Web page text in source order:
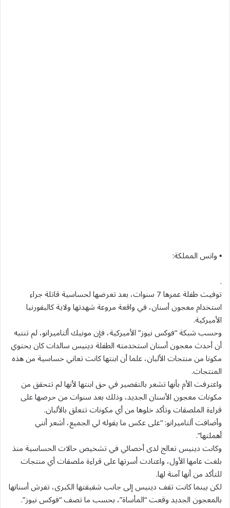
▪ واتس المملكة:
.
توفيت طفلة عمرها 7 سنوات، بعد تعرضها لحساسية قاتلة جراء
استخدام معجون أسنان، في واقعة مروعة شهدتها ولاية كاليفورنيا
الأميركية.
وحسب شبكة “فوكس نيوز” الأميركية، فإن مونيك ألتاميرانو، لم تنتبه
أن أحدث معجون أسنان استخدمته الطفلة دينيس سالدات كان يحتوي
مكونا من منتجات الألبان، علما أن ابنتها كانت تعاني حساسية من هذه
المنتجات.
واعترفت الأم بأنها تشعر بالتقصير في حق ابنتها لأنها لم تتحقق من
مكونات معجون الأسنان الجديد، وذلك بعد سنوات من حرصها على
قراءة الملصقات وتأكد خلوها من أي مكونات تتعلق بالألبان.
وأضافت ألتاميرانو: “على عكس ما يقوله لي الجميع، أشعر أنني
أهملتها”.
وكانت دينيس تعالج لدى أخصائي في تشخيص حالات الحساسية منذ
بلغت عامها الأول، واعتادت أسرتها على قراءة ملصقات أي منتجات
للتأكد من أنها آمنة لها.
لكن بينما كانت تقف دينيس إلى جانب شقيقتها الكبرى، تفرش أسنانها
بالمعجون الجديد وقعت “المأساة”، بحسب ما تصف “فوكس نيوز”.